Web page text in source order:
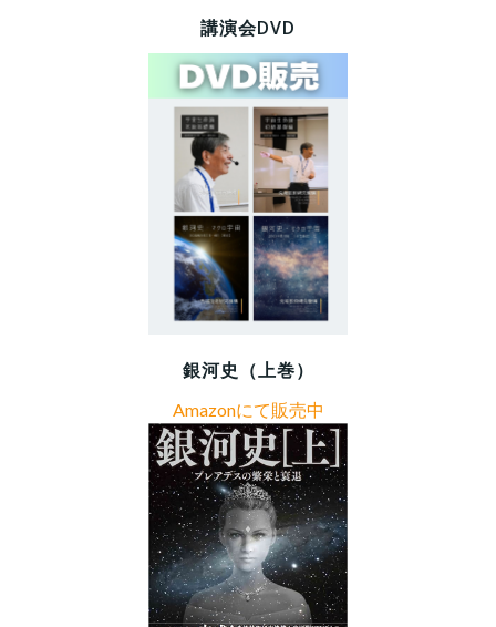
講演会DVD
銀河史（上巻）
Amazonにて販売中